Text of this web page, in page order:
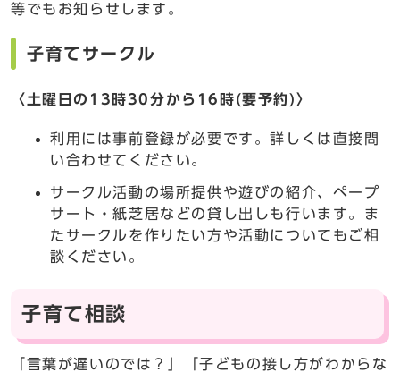
等でもお知らせします。
子育てサークル
〈土曜日の13時30分から16時(要予約)〉
利用には事前登録が必要です。詳しくは直接問
い合わせてください。
サークル活動の場所提供や遊びの紹介、ペープ
サート・紙芝居などの貸し出しも行います。ま
たサークルを作りたい方や活動についてもご相
談ください。
子育て相談
「言葉が遅いのでは？」「子どもの接し方がわからな